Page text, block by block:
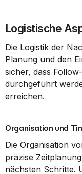
Logistische
Die Logistik der
Planung und den
sicher, dass
durchgeführt
erreichen.
Organisation und
Die Organisation
präzise
nächsten Schritte.